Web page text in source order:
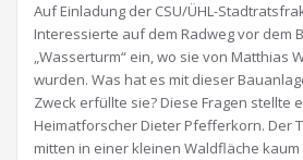
Auf Einladung der CSU/ÜHL-
Interessierte auf dem Radweg vor dem
„Wasserturm“ ein, wo sie von Matthias
wurden. Was hat es mit dieser
Zweck erfüllte sie? Diese Fragen stellte
Heimatforscher Dieter Pfefferkorn. Der
mitten in einer kleinen Waldfläche